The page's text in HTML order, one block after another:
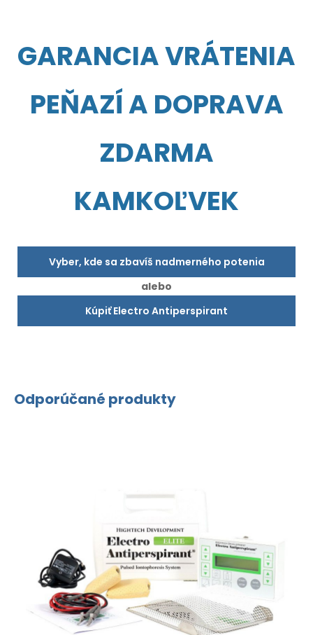
GARANCIA VRÁTENIA
PEŇAZÍ A DOPRAVA
ZDARMA
KAMKOĽVEK
Vyber, kde sa zbavíš nadmerného potenia
alebo
Kúpiť Electro Antiperspirant
Odporúčané produkty